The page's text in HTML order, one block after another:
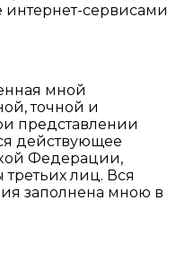
сервисами
мной
точной и
представлении
действующее
Федерации,
лиц. Вся
заполнена мною в